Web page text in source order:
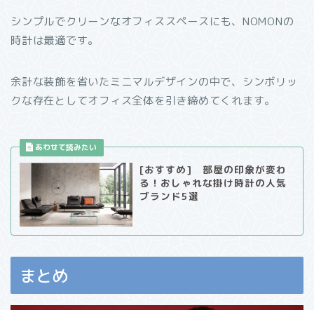
シンプルでクリーンなオフィススペースにも、NOMONの
時計は最適です。
余計な装飾を省いたミニマルデザインの中で、シンボリッ
クな存在としてオフィス全体を引き締めてくれます。
[おすすめ] 部屋の印象が変わ
る！おしゃれな掛け時計の人気
ブランド5選
まとめ